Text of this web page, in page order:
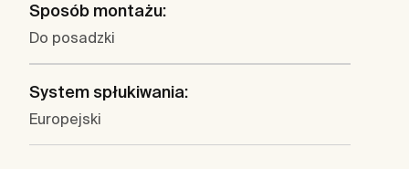
Sposób montażu:
Do posadzki
System spłukiwania:
Europejski